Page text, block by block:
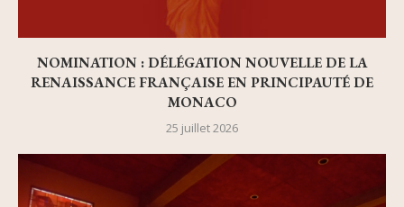
NOMINATION : DÉLÉGATION NOUVELLE DE LA
RENAISSANCE FRANÇAISE EN PRINCIPAUTÉ DE
MONACO
25 juillet 2026